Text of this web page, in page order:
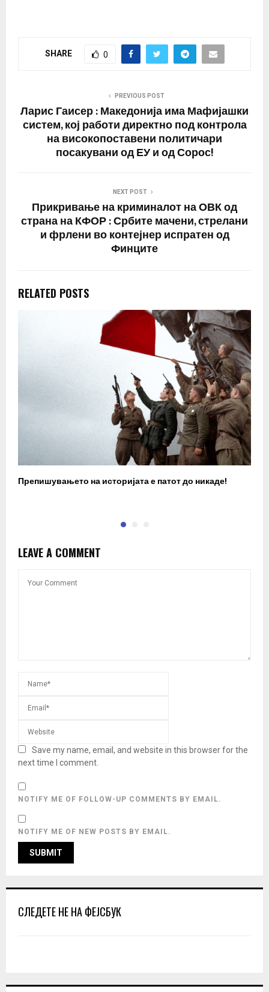
SHARE 0
PREVIOUS POST
Ларис Гаисер : Македонија има Мафијашки
систем, кој работи директно под контрола
на високопоставени политичари
посакувани од ЕУ и од Сорос!
NEXT POST
Прикривање на криминалот на ОВК од
страна на КФОР : Србите мачени, стрелани
и фрлени во контејнер испратен од
Финците
RELATED POSTS
Препишувањето на историјата е патот до никаде!
LEAVE A COMMENT
Save my name, email, and website in this browser for the
next time I comment.
NOTIFY ME OF FOLLOW-UP COMMENTS BY EMAIL.
NOTIFY ME OF NEW POSTS BY EMAIL.
СЛЕДЕТЕ НЕ НА ФЕЈСБУК